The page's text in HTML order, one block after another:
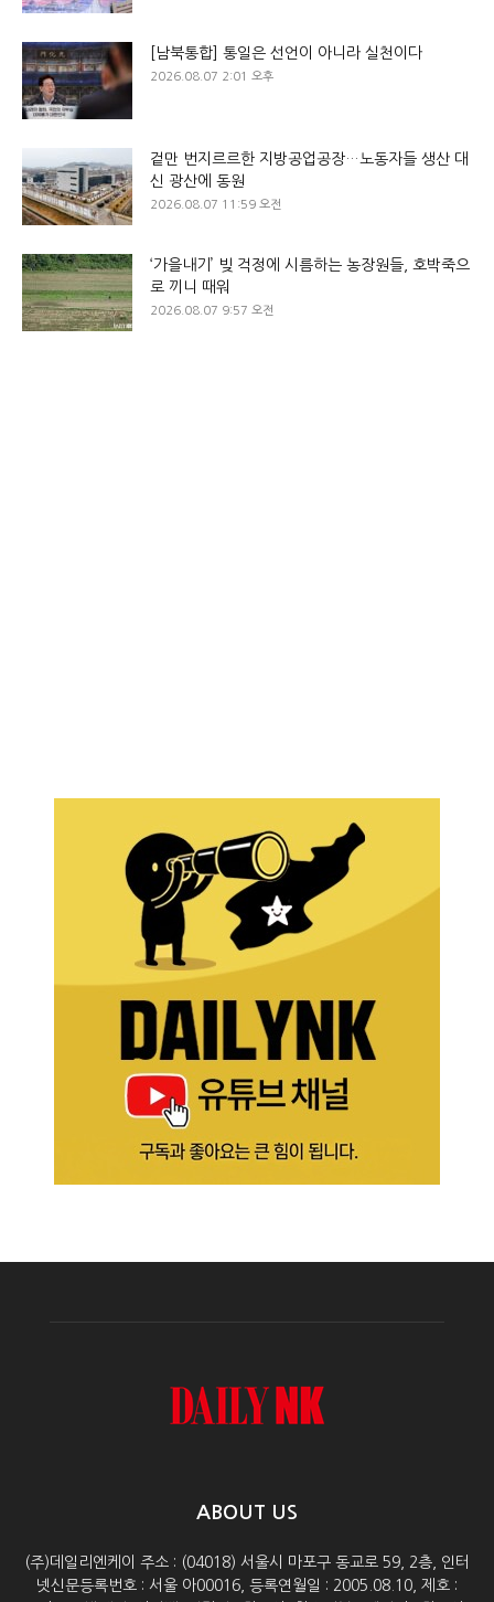
[남북통합] 통일은 선언이 아니라 실천이다
2026.08.07 2:01 오후
겉만 번지르르한 지방공업공장…노동자들 생산 대
신 광산에 동원
2026.08.07 11:59 오전
‘가을내기’ 빚 걱정에 시름하는 농장원들, 호박죽으
로 끼니 때워
2026.08.07 9:57 오전
ABOUT US
(주)데일리엔케이 주소 : (04018) 서울시 마포구 동교로 59, 2층, 인터
넷신문등록번호 : 서울 아00016, 등록연월일 : 2005.08.10, 제호 :